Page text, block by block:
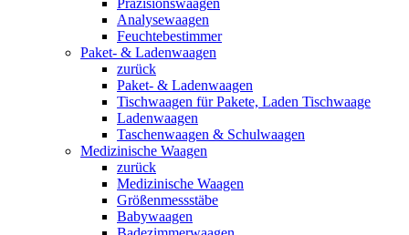
Präzisionswaagen
Analysewaagen
Feuchtebestimmer
Paket- & Ladenwaagen
zurück
Paket- & Ladenwaagen
Tischwaagen für Pakete, Laden Tischwaage
Ladenwaagen
Taschenwaagen & Schulwaagen
Medizinische Waagen
zurück
Medizinische Waagen
Größenmessstäbe
Babywaagen